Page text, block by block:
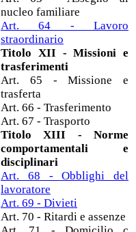
nucleo familiare
Art. 64 - Lavoro
straordinario
Titolo XII - Missioni e
trasferimenti
Art. 65 - Missione e
trasferta
Art. 66 - Trasferimento
Art. 67 - Trasporto
Titolo XIII - Norme
comportamentali e
disciplinari
Art. 68 - Obblighi del
lavoratore
Art. 69 - Divieti
Art. 70 - Ritardi e assenze